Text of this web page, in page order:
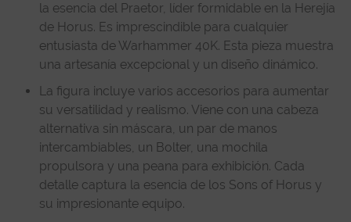
la esencia del Praetor, líder formidable en la Herejía
de Horus. Es imprescindible para cualquier
entusiasta de Warhammer 40K. Esta pieza muestra
una artesanía excepcional y un diseño dinámico.
La figura incluye varios accesorios para aumentar
su versatilidad y realismo. Viene con una cabeza
alternativa sin máscara, un par de manos
intercambiables, un Bolter, una mochila
propulsora y una peana para exhibición. Cada
detalle captura la esencia de los Sons of Horus y
su impresionante equipo.